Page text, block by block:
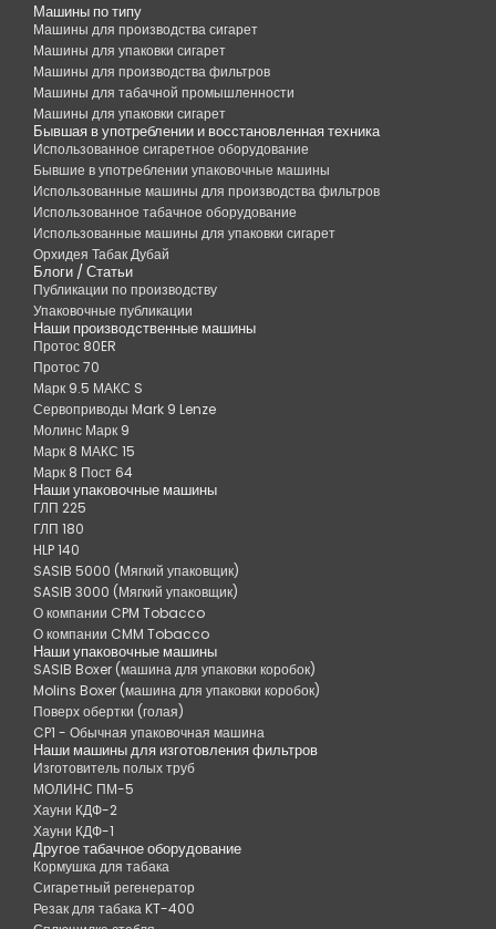
Машины по типу
Машины для производства сигарет
Машины для упаковки сигарет
Машины для производства фильтров
Машины для табачной промышленности
Машины для упаковки сигарет
Бывшая в употреблении и восстановленная техника
Использованное сигаретное оборудование
Бывшие в употреблении упаковочные машины
Использованные машины для производства фильтров
Использованное табачное оборудование
Использованные машины для упаковки сигарет
Орхидея Табак Дубай
Блоги / Статьи
Публикации по производству
Упаковочные публикации
Наши производственные машины
Протос 80ER
Протос 70
Марк 9.5 МАКС S
Сервоприводы Mark 9 Lenze
Молинс Марк 9
Марк 8 МАКС 15
Марк 8 Пост 64
Наши упаковочные машины
ГЛП 225
ГЛП 180
HLP 140
SASIB 5000 (Мягкий упаковщик)
SASIB 3000 (Мягкий упаковщик)
О компании CPM Tobacco
О компании CMM Tobacco
Наши упаковочные машины
SASIB Boxer (машина для упаковки коробок)
Molins Boxer (машина для упаковки коробок)
Поверх обертки (голая)
CP1 - Обычная упаковочная машина
Наши машины для изготовления фильтров
Изготовитель полых труб
МОЛИНС ПМ-5
Хауни КДФ-2
Хауни КДФ-1
Другое табачное оборудование
Кормушка для табака
Сигаретный регенератор
Резак для табака KT-400